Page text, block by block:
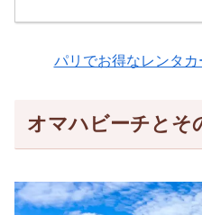
パリでお得なレンタカ
オマハビーチとそ